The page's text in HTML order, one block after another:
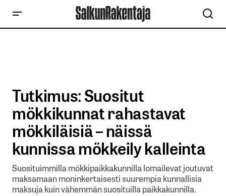
Tutkimus: Suositut
mökkikunnat rahastavat
mökkiläisiä – näissä
kunnissa mökkeily kalleinta
Suosituimmilla mökkipaikkakunnilla lomailevat joutuvat
maksamaan moninkertaisesti suurempia kunnallisia
maksuja kuin vähemmän suosituilla paikkakunnilla.